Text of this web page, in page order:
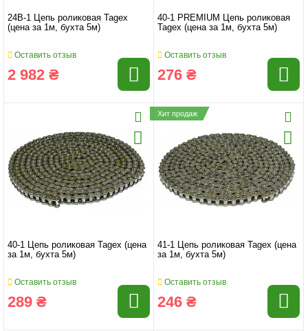
24B-1 Цепь роликовая Tagex
(цена за 1м, бухта 5м)
Оставить отзыв
2 982 ₴
40-1 PREMIUM Цепь роликовая
Tagex (цена за 1м, бухта 5м)
Оставить отзыв
276 ₴
40-1 Цепь роликовая Tagex (цена
за 1м, бухта 5м)
Оставить отзыв
289 ₴
Хит продаж
41-1 Цепь роликовая Tagex (цена
за 1м, бухта 5м)
Оставить отзыв
246 ₴